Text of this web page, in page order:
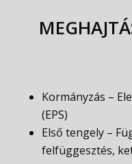
Kormányzás –
(EPS)
Első tengely –
felfüggesztés,